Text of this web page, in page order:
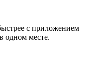
с приложением
одном месте.